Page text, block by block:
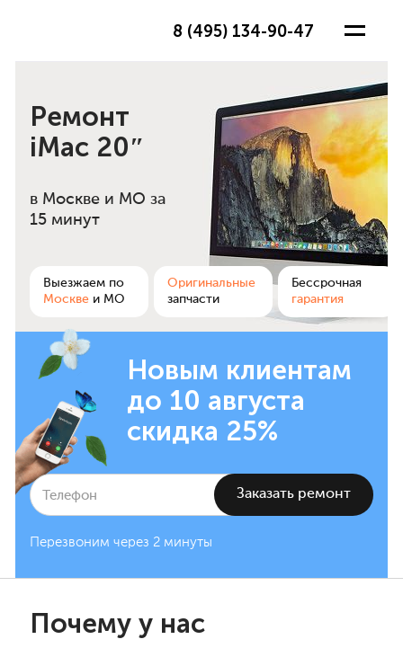
8 (495) 134-90-47
Ремонт
iMac 20″
в Москве и МО за
15 минут
Выезжаем по
Москве и МО
Оригинальные
запчасти
Бессрочная
гарантия
Новым клиентам
до 10 августа
скидка 25%
Перезвоним через 2 минуты
Почему у нас